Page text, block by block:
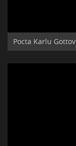
Pocta Karlu